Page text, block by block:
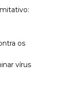
os
vírus